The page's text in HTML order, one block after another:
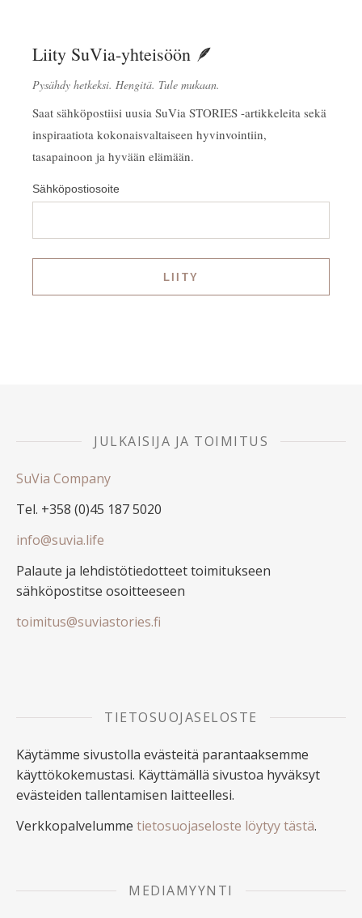
Liity SuVia-yhteisöön 🪶
Pysähdy hetkeksi. Hengitä. Tule mukaan.
Saat sähköpostiisi uusia SuVia STORIES -artikkeleita sekä
inspiraatiota kokonaisvaltaiseen hyvinvointiin,
tasapainoon ja hyvään elämään.
Sähköpostiosoite
JULKAISIJA JA TOIMITUS
SuVia Company
Tel. +358 (0)45 187 5020
info@suvia.life
Palaute ja lehdistötiedotteet toimitukseen
sähköpostitse osoitteeseen
toimitus@suviastories.fi
TIETOSUOJASELOSTE
Käytämme sivustolla evästeitä parantaaksemme
käyttökokemustasi. Käyttämällä sivustoa hyväksyt
evästeiden tallentamisen laitteellesi.
Verkkopalvelumme tietosuojaseloste löytyy tästä.
MEDIAMYYNTI